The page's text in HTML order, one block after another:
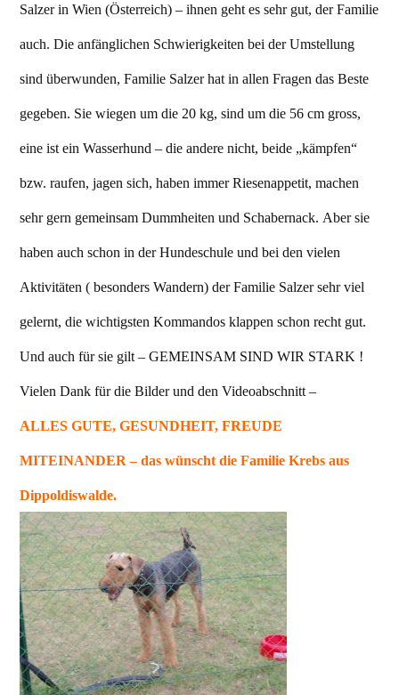
Salzer in Wien (Österreich) – ihnen geht es sehr gut, der Familie
auch. Die anfänglichen Schwierigkeiten bei der Umstellung
sind überwunden, Familie Salzer hat in allen Fragen das Beste
gegeben. Sie wiegen um die 20 kg, sind um die 56 cm gross,
eine ist ein Wasserhund – die andere nicht, beide „kämpfen“
bzw. raufen, jagen sich, haben immer Riesenappetit, machen
sehr gern gemeinsam Dummheiten und Schabernack. Aber sie
haben auch schon in der Hundeschule und bei den vielen
Aktivitäten ( besonders Wandern) der Familie Salzer sehr viel
gelernt, die wichtigsten Kommandos klappen schon recht gut.
Und auch für sie gilt – GEMEINSAM SIND WIR STARK !
Vielen Dank für die Bilder und den Videoabschnitt –
ALLES GUTE, GESUNDHEIT, FREUDE
MITEINANDER – das wünscht die Familie Krebs aus
Dippoldiswalde.